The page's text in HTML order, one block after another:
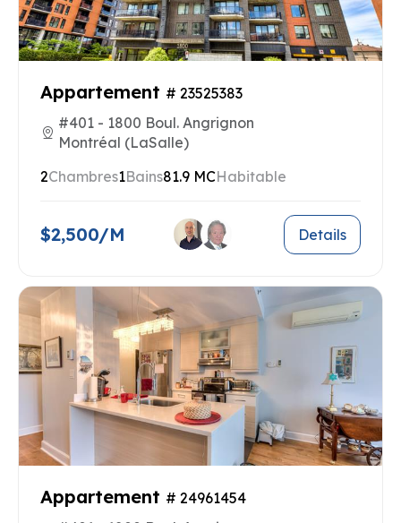
Appartement # 23525383
#401 - 1800 Boul. Angrignon
Montréal (LaSalle)
2Chambres1Bains81.9 MCHabitable
$2,500/M Details
Appartement # 24961454